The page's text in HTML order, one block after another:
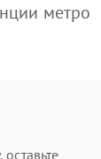
метро